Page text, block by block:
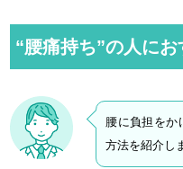
“腰痛持ち”の人に
腰に負担をか
方法を紹介し